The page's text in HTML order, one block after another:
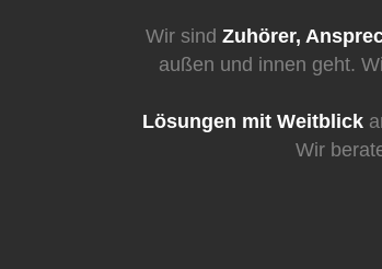
Wir sind Zuhörer,
außen und innen geht.
Lösungen mit Weitblick
Wir